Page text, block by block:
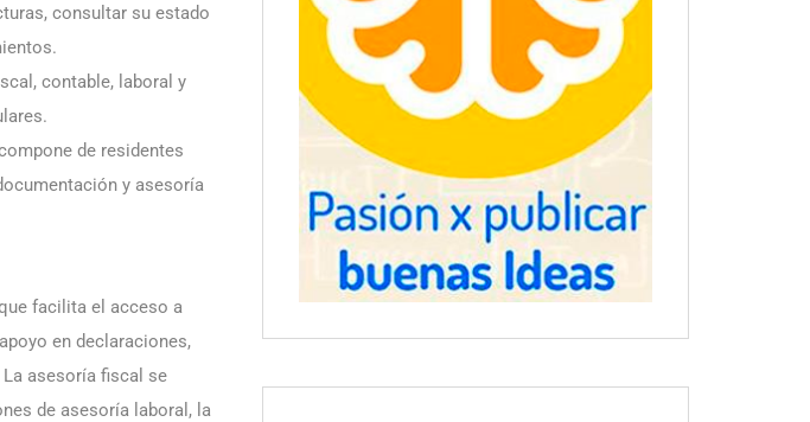
consultar su estado
contable, laboral y
de residentes
y asesoría
facilita el acceso a
en declaraciones,
asesoría fiscal se
de asesoría laboral, la